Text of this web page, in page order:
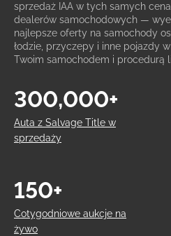
sprzedaż IAA w tych samych
dealerów samochodowych —
najlepsze oferty na samochody
łodzie, przyczepy i inne pojazdy
Twoim samochodem i procedurą
Auta z Salvage Title w
sprzedaży
300,000+
Cotygodniowe aukcje na
żywo
150+